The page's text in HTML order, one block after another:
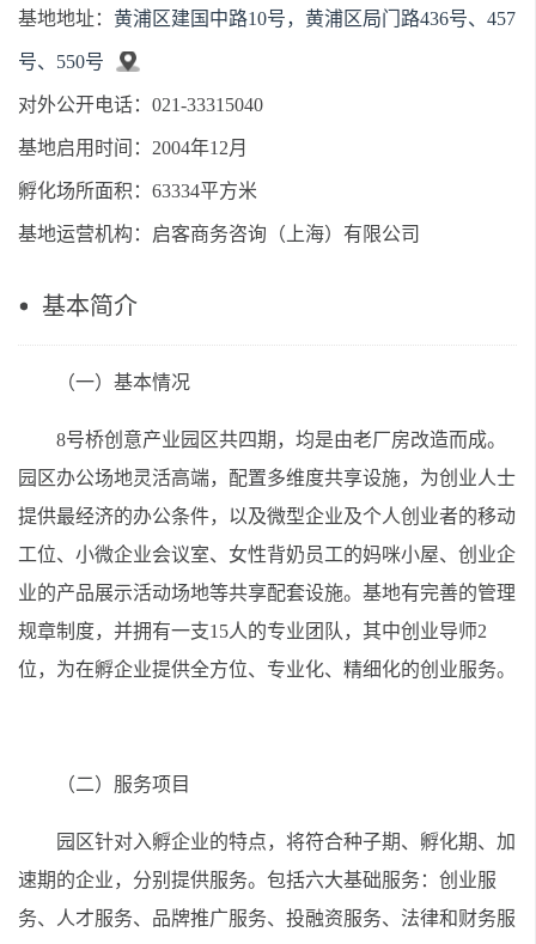
基地地址： 黄浦区建国中路10号，黄浦区局门路436号、457
号、550号
对外公开电话：021-33315040
基地启用时间：2004年12月
孵化场所面积：63334平方米
基地运营机构：启客商务咨询（上海）有限公司
基本简介
（一）基本情况
8号桥创意产业园区共四期，均是由老厂房改造而成。
园区办公场地灵活高端，配置多维度共享设施，为创业人士
提供最经济的办公条件，以及微型企业及个人创业者的移动
工位、小微企业会议室、女性背奶员工的妈咪小屋、创业企
业的产品展示活动场地等共享配套设施。基地有完善的管理
规章制度，并拥有一支15人的专业团队，其中创业导师2
位，为在孵企业提供全方位、专业化、精细化的创业服务。
（二）服务项目
园区针对入孵企业的特点，将符合种子期、孵化期、加
速期的企业，分别提供服务。包括六大基础服务：创业服
务、人才服务、品牌推广服务、投融资服务、法律和财务服